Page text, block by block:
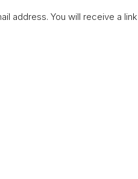
address. You will receive a